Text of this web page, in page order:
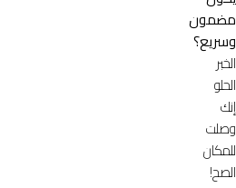
مضمون
وسريع؟
الخبر
الحلو
إنك
وصلت
للمكان
الصح!